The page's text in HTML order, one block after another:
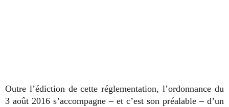
Outre l’édiction de cette réglementation, l’ordonnance du
3 août 2016 s’accompagne – et c’est son préalable – d’un